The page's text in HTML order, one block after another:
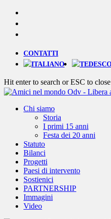
Skip
content
CONTATTI
Hit enter to search or ESC to close
Close
Menu
Chi siamo
Storia
I primi 15 anni
Festa dei 20 anni
Statuto
Bilanci
Progetti
Paesi di intervento
Sostienici
PARTNERSHIP
Immagini
Video